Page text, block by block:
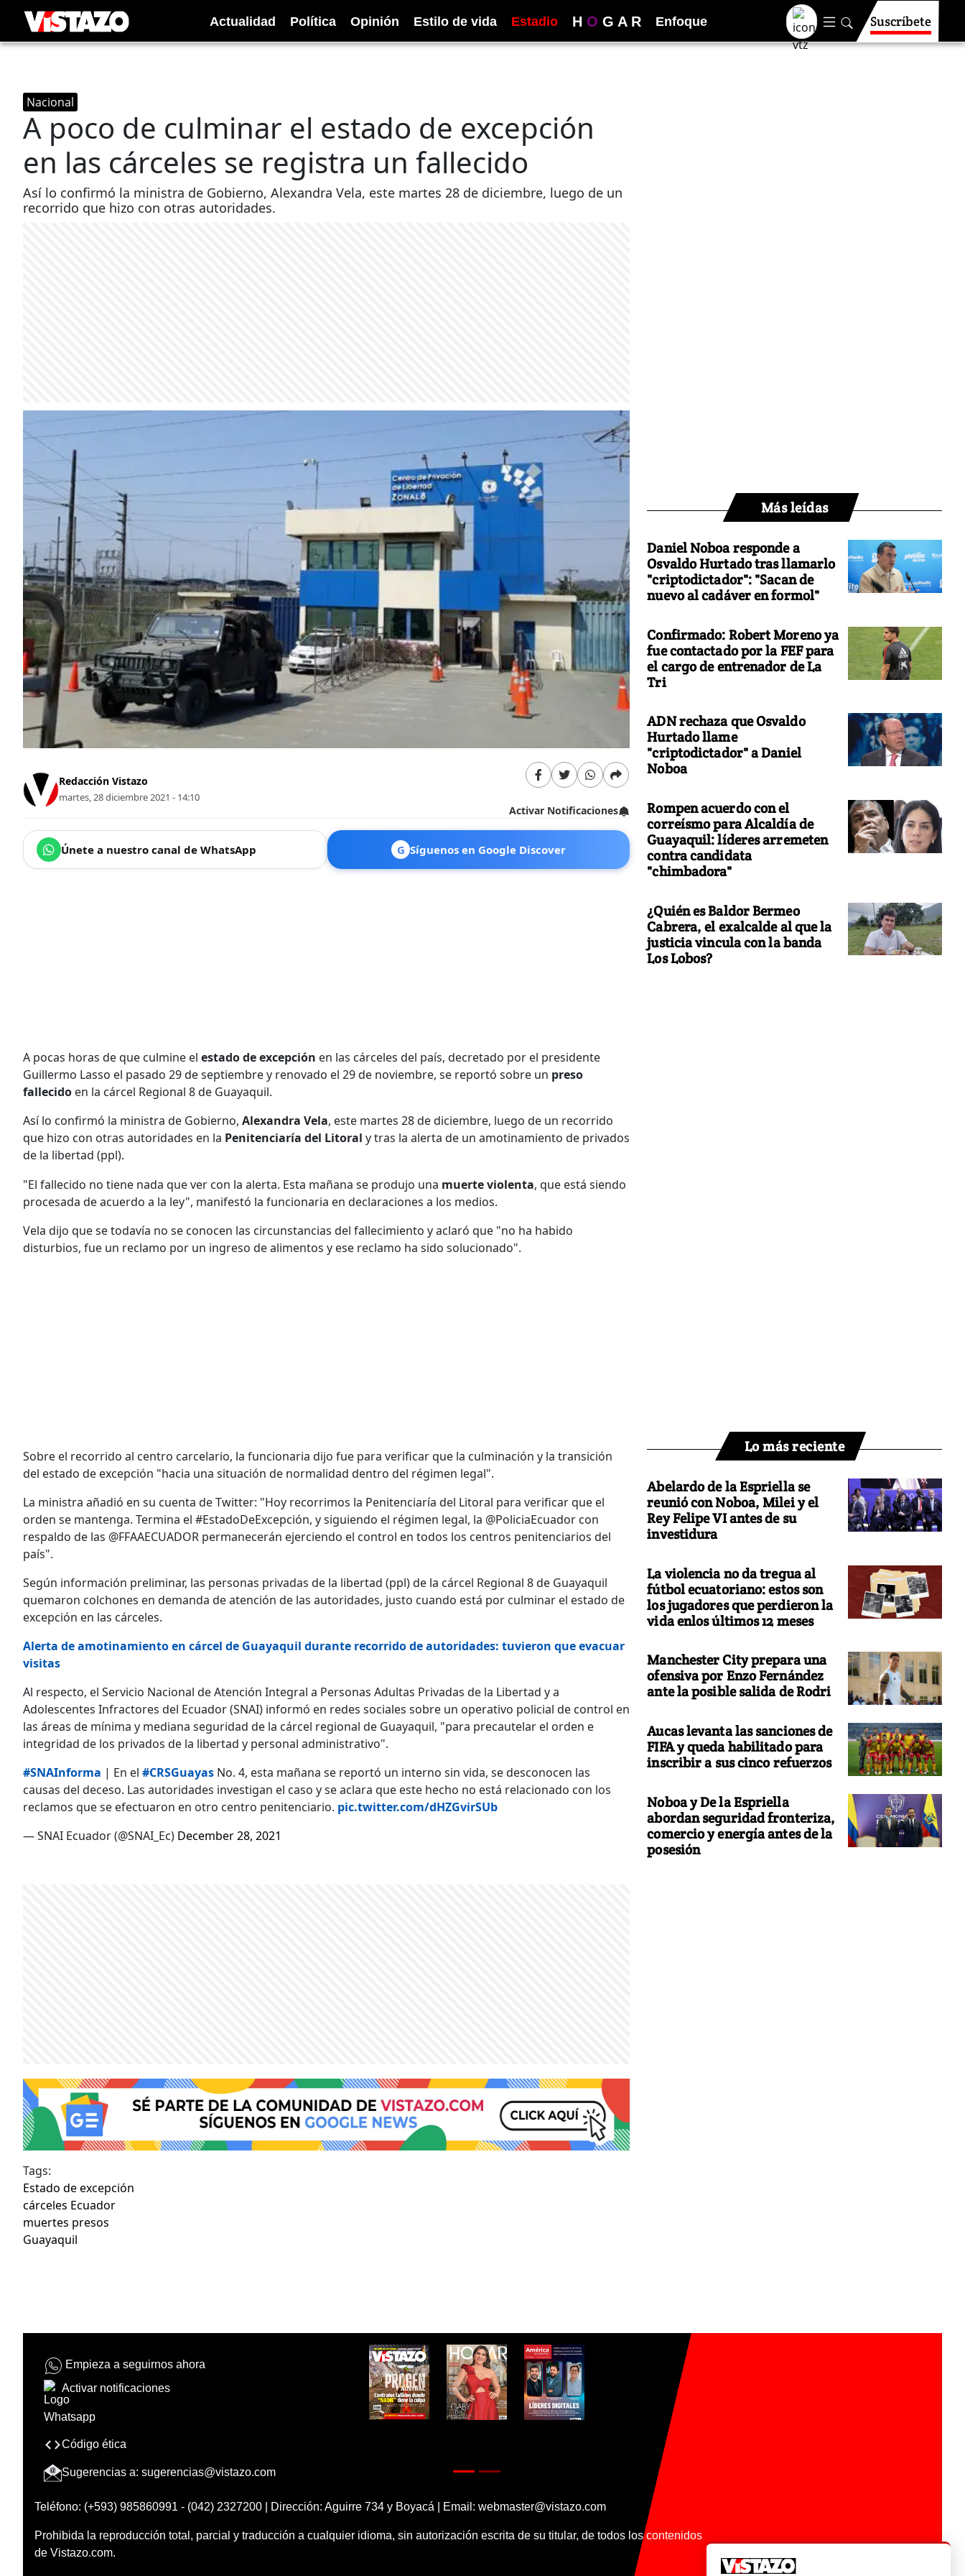
Actualidad Política Opinión Estilo de vida Estadio H O G A R Enfoque Suscríbete
Nacional
A poco de culminar el estado de excepción
en las cárceles se registra un fallecido
Así lo confirmó la ministra de Gobierno, Alexandra Vela, este martes 28 de diciembre, luego de un
recorrido que hizo con otras autoridades.
Redacción Vistazo
martes, 28 diciembre 2021 - 14:10
Activar Notificaciones
Únete a nuestro canal de WhatsApp G Síguenos en Google Discover
A pocas horas de que culmine el estado de excepción en las cárceles del país, decretado por el presidente
Guillermo Lasso el pasado 29 de septiembre y renovado el 29 de noviembre, se reportó sobre un preso
fallecido en la cárcel Regional 8 de Guayaquil.
Así lo confirmó la ministra de Gobierno, Alexandra Vela, este martes 28 de diciembre, luego de un recorrido
que hizo con otras autoridades en la Penitenciaría del Litoral y tras la alerta de un amotinamiento de privados
de la libertad (ppl).
"El fallecido no tiene nada que ver con la alerta. Esta mañana se produjo una muerte violenta, que está siendo
procesada de acuerdo a la ley", manifestó la funcionaria en declaraciones a los medios.
Vela dijo que se todavía no se conocen las circunstancias del fallecimiento y aclaró que "no ha habido
disturbios, fue un reclamo por un ingreso de alimentos y ese reclamo ha sido solucionado".
Sobre el recorrido al centro carcelario, la funcionaria dijo fue para verificar que la culminación y la transición
del estado de excepción "hacia una situación de normalidad dentro del régimen legal".
La ministra añadió en su cuenta de Twitter: "Hoy recorrimos la Penitenciaría del Litoral para verificar que el
orden se mantenga. Termina el #EstadoDeExcepción, y siguiendo el régimen legal, la @PoliciaEcuador con
respaldo de las @FFAAECUADOR permanecerán ejerciendo el control en todos los centros penitenciarios del
país".
Según información preliminar, las personas privadas de la libertad (ppl) de la cárcel Regional 8 de Guayaquil
quemaron colchones en demanda de atención de las autoridades, justo cuando está por culminar el estado de
excepción en las cárceles.
Alerta de amotinamiento en cárcel de Guayaquil durante recorrido de autoridades: tuvieron que evacuar
visitas
Al respecto, el Servicio Nacional de Atención Integral a Personas Adultas Privadas de la Libertad y a
Adolescentes Infractores del Ecuador (SNAI) informó en redes sociales sobre un operativo policial de control en
las áreas de mínima y mediana seguridad de la cárcel regional de Guayaquil, "para precautelar el orden e
integridad de los privados de la libertad y personal administrativo".
#SNAInforma | En el #CRSGuayas No. 4, esta mañana se reportó un interno sin vida, se desconocen las
causas del deceso. Las autoridades investigan el caso y se aclara que este hecho no está relacionado con los
reclamos que se efectuaron en otro centro penitenciario. pic.twitter.com/dHZGvirSUb
— SNAI Ecuador (@SNAI_Ec) December 28, 2021
Tags:
Estado de excepción
cárceles Ecuador
muertes presos
Guayaquil
Más leídas
Daniel Noboa responde a
Osvaldo Hurtado tras llamarlo
"criptodictador": "Sacan de
nuevo al cadáver en formol"
Confirmado: Robert Moreno ya
fue contactado por la FEF para
el cargo de entrenador de La
Tri
ADN rechaza que Osvaldo
Hurtado llame
"criptodictador" a Daniel
Noboa
Rompen acuerdo con el
correísmo para Alcaldía de
Guayaquil: líderes arremeten
contra candidata
"chimbadora"
¿Quién es Baldor Bermeo
Cabrera, el exalcalde al que la
justicia vincula con la banda
Los Lobos?
Lo más reciente
Abelardo de la Espriella se
reunió con Noboa, Milei y el
Rey Felipe VI antes de su
investidura
La violencia no da tregua al
fútbol ecuatoriano: estos son
los jugadores que perdieron la
vida enlos últimos 12 meses
Manchester City prepara una
ofensiva por Enzo Fernández
ante la posible salida de Rodri
Aucas levanta las sanciones de
FIFA y queda habilitado para
inscribir a sus cinco refuerzos
Noboa y De la Espriella
abordan seguridad fronteriza,
comercio y energía antes de la
posesión
Empieza a seguirnos ahora
Activar notificaciones
Código ética
Sugerencias a: sugerencias@vistazo.com
Teléfono: (+593) 985860991 - (042) 2327200 | Dirección: Aguirre 734 y Boyacá | Email: webmaster@vistazo.com
Prohibida la reproducción total, parcial y traducción a cualquier idioma, sin autorización escrita de su titular, de todos los contenidos
de Vistazo.com.